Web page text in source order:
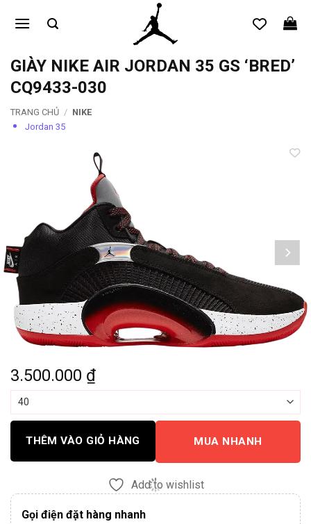
qua
dungGIÀY NIKE AIR JORDAN 35 GS ‘BRED’
CQ9433-030
TRANG CHỦ / NIKE
Jordan 35
3.500.000 ₫
THÊM VÀO GIỎ HÀNG MUA NHANH
Add to wishlist
Gọi điện đặt hàng nhanh